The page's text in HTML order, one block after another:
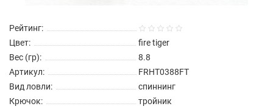
Рейтинг:
Цвет:
fire tiger
Вес (гр):
8.8
Артикул:
FRHT0388FT
Вид ловли:
спиннинг
Крючок:
тройник